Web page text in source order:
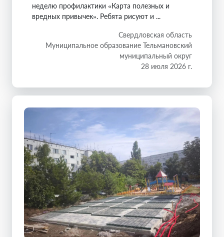
неделю профилактики «Карта полезных и
вредных привычек». Ребята рисуют и ...
Свердловская область
Муниципальное образование Тельмановский
муниципальный округ
28 июля 2026 г.